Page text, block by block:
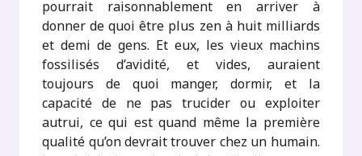
pourrait raisonnablement en arriver à
donner de quoi être plus zen à huit milliards
et demi de gens. Et eux, les vieux machins
fossilisés d’avidité, et vides, auraient
toujours de quoi manger, dormir, et la
capacité de ne pas trucider ou exploiter
autrui, ce qui est quand même la première
qualité qu’on devrait trouver chez un humain.